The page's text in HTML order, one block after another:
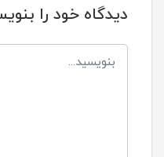
دیدگاه خود را